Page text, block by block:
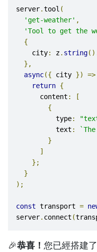
server.tool (
'get-weather' ,
'Tool to get the
{
    city
: z. string
},
async({ city }) =>
return {
      content
:
[
{
          type
:
          text
:
}
]
};
}
);
const transport =
server. connect (
🎉恭喜！ 您已經搭建